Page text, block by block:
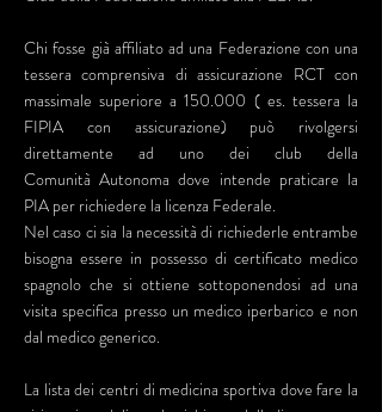
Chi fosse già affiliato ad una Federazione con una
tessera comprensiva di assicurazione RCT con
massimale superiore a 150.000 ( es. tessera la
FIPIA con assicurazione) può rivolgersi
direttamente ad uno dei club della
Comunità Autonoma dove intende praticare la
PIA per richiedere la licenza Federale.
Nel caso ci sia la necessità di richiederle entrambe
bisogna essere in possesso di certificato medico
spagnolo che si ottiene sottoponendosi ad una
visita specifica presso un medico iperbarico e non
dal medico generico.
La lista dei centri di medicina sportiva dove fare la